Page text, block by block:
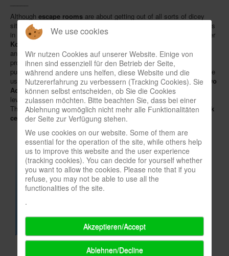
Archivierte Meldungen-News archive
Although escape rooms are about getting out of all sorts of dicey
situations, board game players also like to voluntarily put themselves
in "danger" to overcome obstacles with brainpower. German publisher
Kosmos
and offers matching books as well. In 2020, Kosmos will expand the
product family further: in spring,EXIT - Das Spiel + Puzzle
published, embedding puzzles in an adventure story in addition to the
usual escape format. The end of the year will be accompanied by
two
Advent calendars, one as a game with 24 puzzles on a beginner
level, the other as a book with a detective story for younger readers.
The company also announced two new EXIT games involving a
dark
cemeteryand anenchanted forest.
We use cookies
Wir nutzen Cookies auf unserer Website. Einige von
ihnen sind essenziell für den Betrieb der Seite,
während andere uns helfen, diese Website und die
Nutzererfahrung zu verbessern (Tracking Cookies). Sie
können selbst entscheiden, ob Sie die Cookies
zulassen möchten. Bitte beachten Sie, dass bei einer
Ablehnung womöglich nicht mehr alle Funktionalitäten
der Seite zur Verfügung stehen.
We use cookies on our website. Some of them are
essential for the operation of the site, while others help
us to improve this website and the user experience
(tracking cookies). You can decide for yourself whether
you want to allow the cookies. Please note that if you
refuse, you may not be able to use all the
functionalities of the site.
.
Akzeptieren/Accept
Ablehnen/Decline